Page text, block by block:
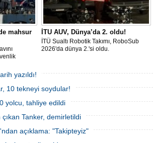
mahsur
aktivisti,
izin
ihlal
iki
İTU AUV, Dünya’da 2. oldu!
İTÜ Sualtı Robotik Takımı, RoboSub
2026'da dünya 2.'si oldu.
yazıldı!
10 tekneyi soydular!
yolcu, tahliye edildi
çıkan Tanker, demirletildi
açıklama: "Takipteyiz"